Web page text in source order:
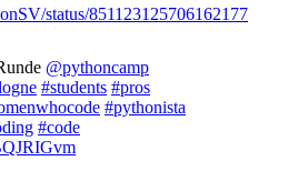
status/851123125706162177
@pythoncamp
#students #pros
#pythonista
#code